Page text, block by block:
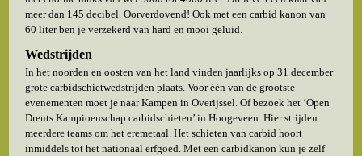
meer dan 145 decibel. Oorverdovend! Ook met een carbid kanon van
60 liter ben je verzekerd van hard en mooi geluid.
Wedstrijden
In het noorden en oosten van het land vinden jaarlijks op 31 december
grote carbidschietwedstrijden plaats. Voor één van de grootste
evenementen moet je naar Kampen in Overijssel. Of bezoek het ‘Open
Drents Kampioenschap carbidschieten’ in Hoogeveen. Hier strijden
meerdere teams om het eremetaal. Het schieten van carbid hoort
inmiddels tot het nationaal erfgoed. Met een carbidkanon kun je zelf